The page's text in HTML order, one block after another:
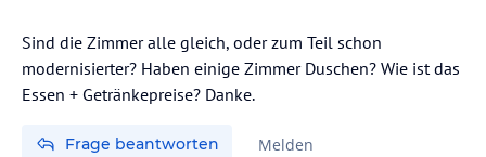
Sind die Zimmer alle gleich, oder zum Teil schon
modernisierter? Haben einige Zimmer Duschen? Wie ist das
Frage beantworten Melden